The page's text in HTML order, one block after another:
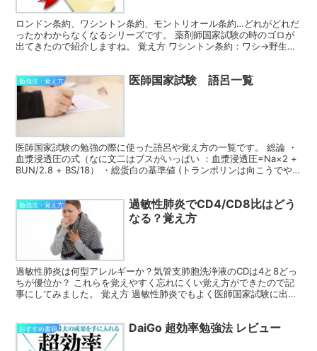
ロンドン条約、ワシントン条約、モントリオール条約…どれがどれだ
ったかわからなくなるシリーズです。 薬剤師国家試験の時のゴロが
出てきたので紹介しますね。 覚え方 ワシントン条約：ワシ→野生動
勉強法・覚え方 医師国家試験 語呂一覧
医師国家試験の勉強の際に使った語呂や覚え方の一覧です。 総論 ・
血漿浸透圧の式（なに文二はブスがいっぱい ：血漿浸透圧=Na×2 +
BUN/2.8 + BS/18） ・総蛋白の基準値 (トランポリンは向こうでや
勉強法・覚え方
過敏性肺炎でCD4/CD8比はどう
なる？覚え方
過敏性肺炎は何型アレルギーか？気管支肺胞洗浄液のCDは4と8どっ
ちが優位か？ これらを覚えやすく忘れにくい覚え方ができたので記
事にしてみました。 覚え方 過敏性肺炎でもよく医師国家試験に出題
おすすめ書籍 DaiGo 超効率勉強法 レビュー